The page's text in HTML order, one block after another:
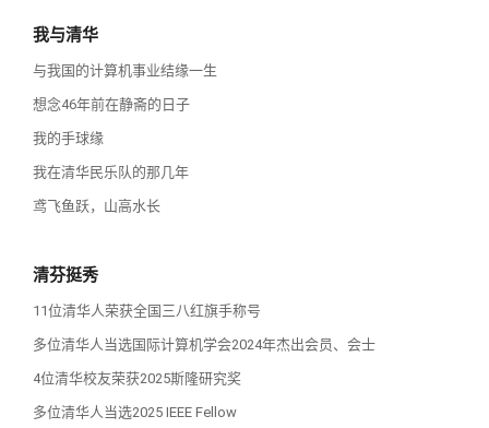
我与清华
与我国的计算机事业结缘一生
想念46年前在静斋的日子
我的手球缘
我在清华民乐队的那几年
鸢飞鱼跃，山高水长
清芬挺秀
11位清华人荣获全国三八红旗手称号
多位清华人当选国际计算机学会2024年杰出会员、会士
4位清华校友荣获2025斯隆研究奖
多位清华人当选2025 IEEE Fellow